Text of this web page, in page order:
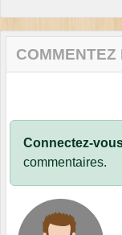
COMMENTEZ
Connectez-
commentaires.